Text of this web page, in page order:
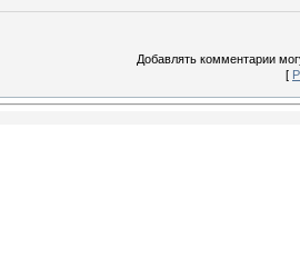
Добавлять комментарии
[